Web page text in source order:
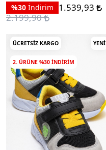
%30 İndirim
1.539,93
2.199,90
ÜCRETSIZ KARGO YENI
2. ÜRÜNE %30 INDIRIM